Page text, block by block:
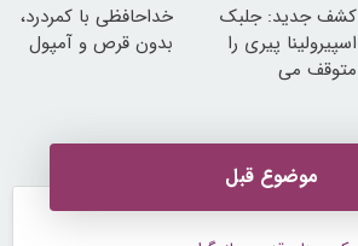
کشف جدید: جلبک
اسپیرولینا پیری را
متوقف می
خداحافظی با کمردرد،
بدون قرص و آمپول
موضوع قبل